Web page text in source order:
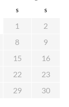
S S
1
2
8
9
15
16
22
23
29
30